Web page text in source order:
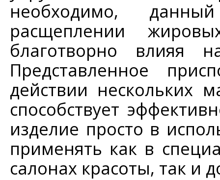
необходимо,
расщеплении
благотворно влияя
Представленное
действии нескольких
способствует
изделие просто в
применять как в
салонах красоты, так и